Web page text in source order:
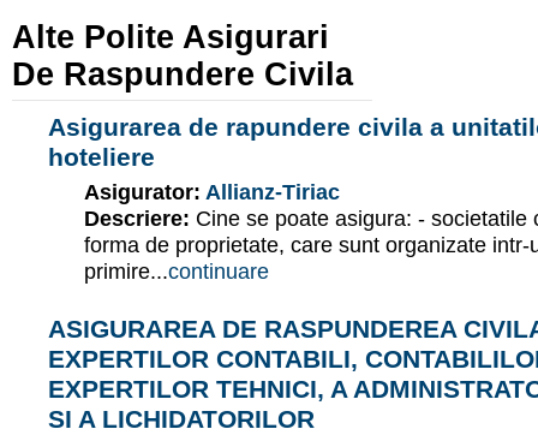
Alte Polite Asigurari
De Raspundere Civila
Asigurarea de rapundere civila a
hoteliere
Asigurator: Allianz-Tiriac
Descriere: Cine se poate asigura: - societatile
forma de proprietate, care sunt organizate
primire...continuare
ASIGURAREA DE RASPUNDEREA
EXPERTILOR CONTABILI,
EXPERTILOR TEHNICI, A
SI A LICHIDATORILOR